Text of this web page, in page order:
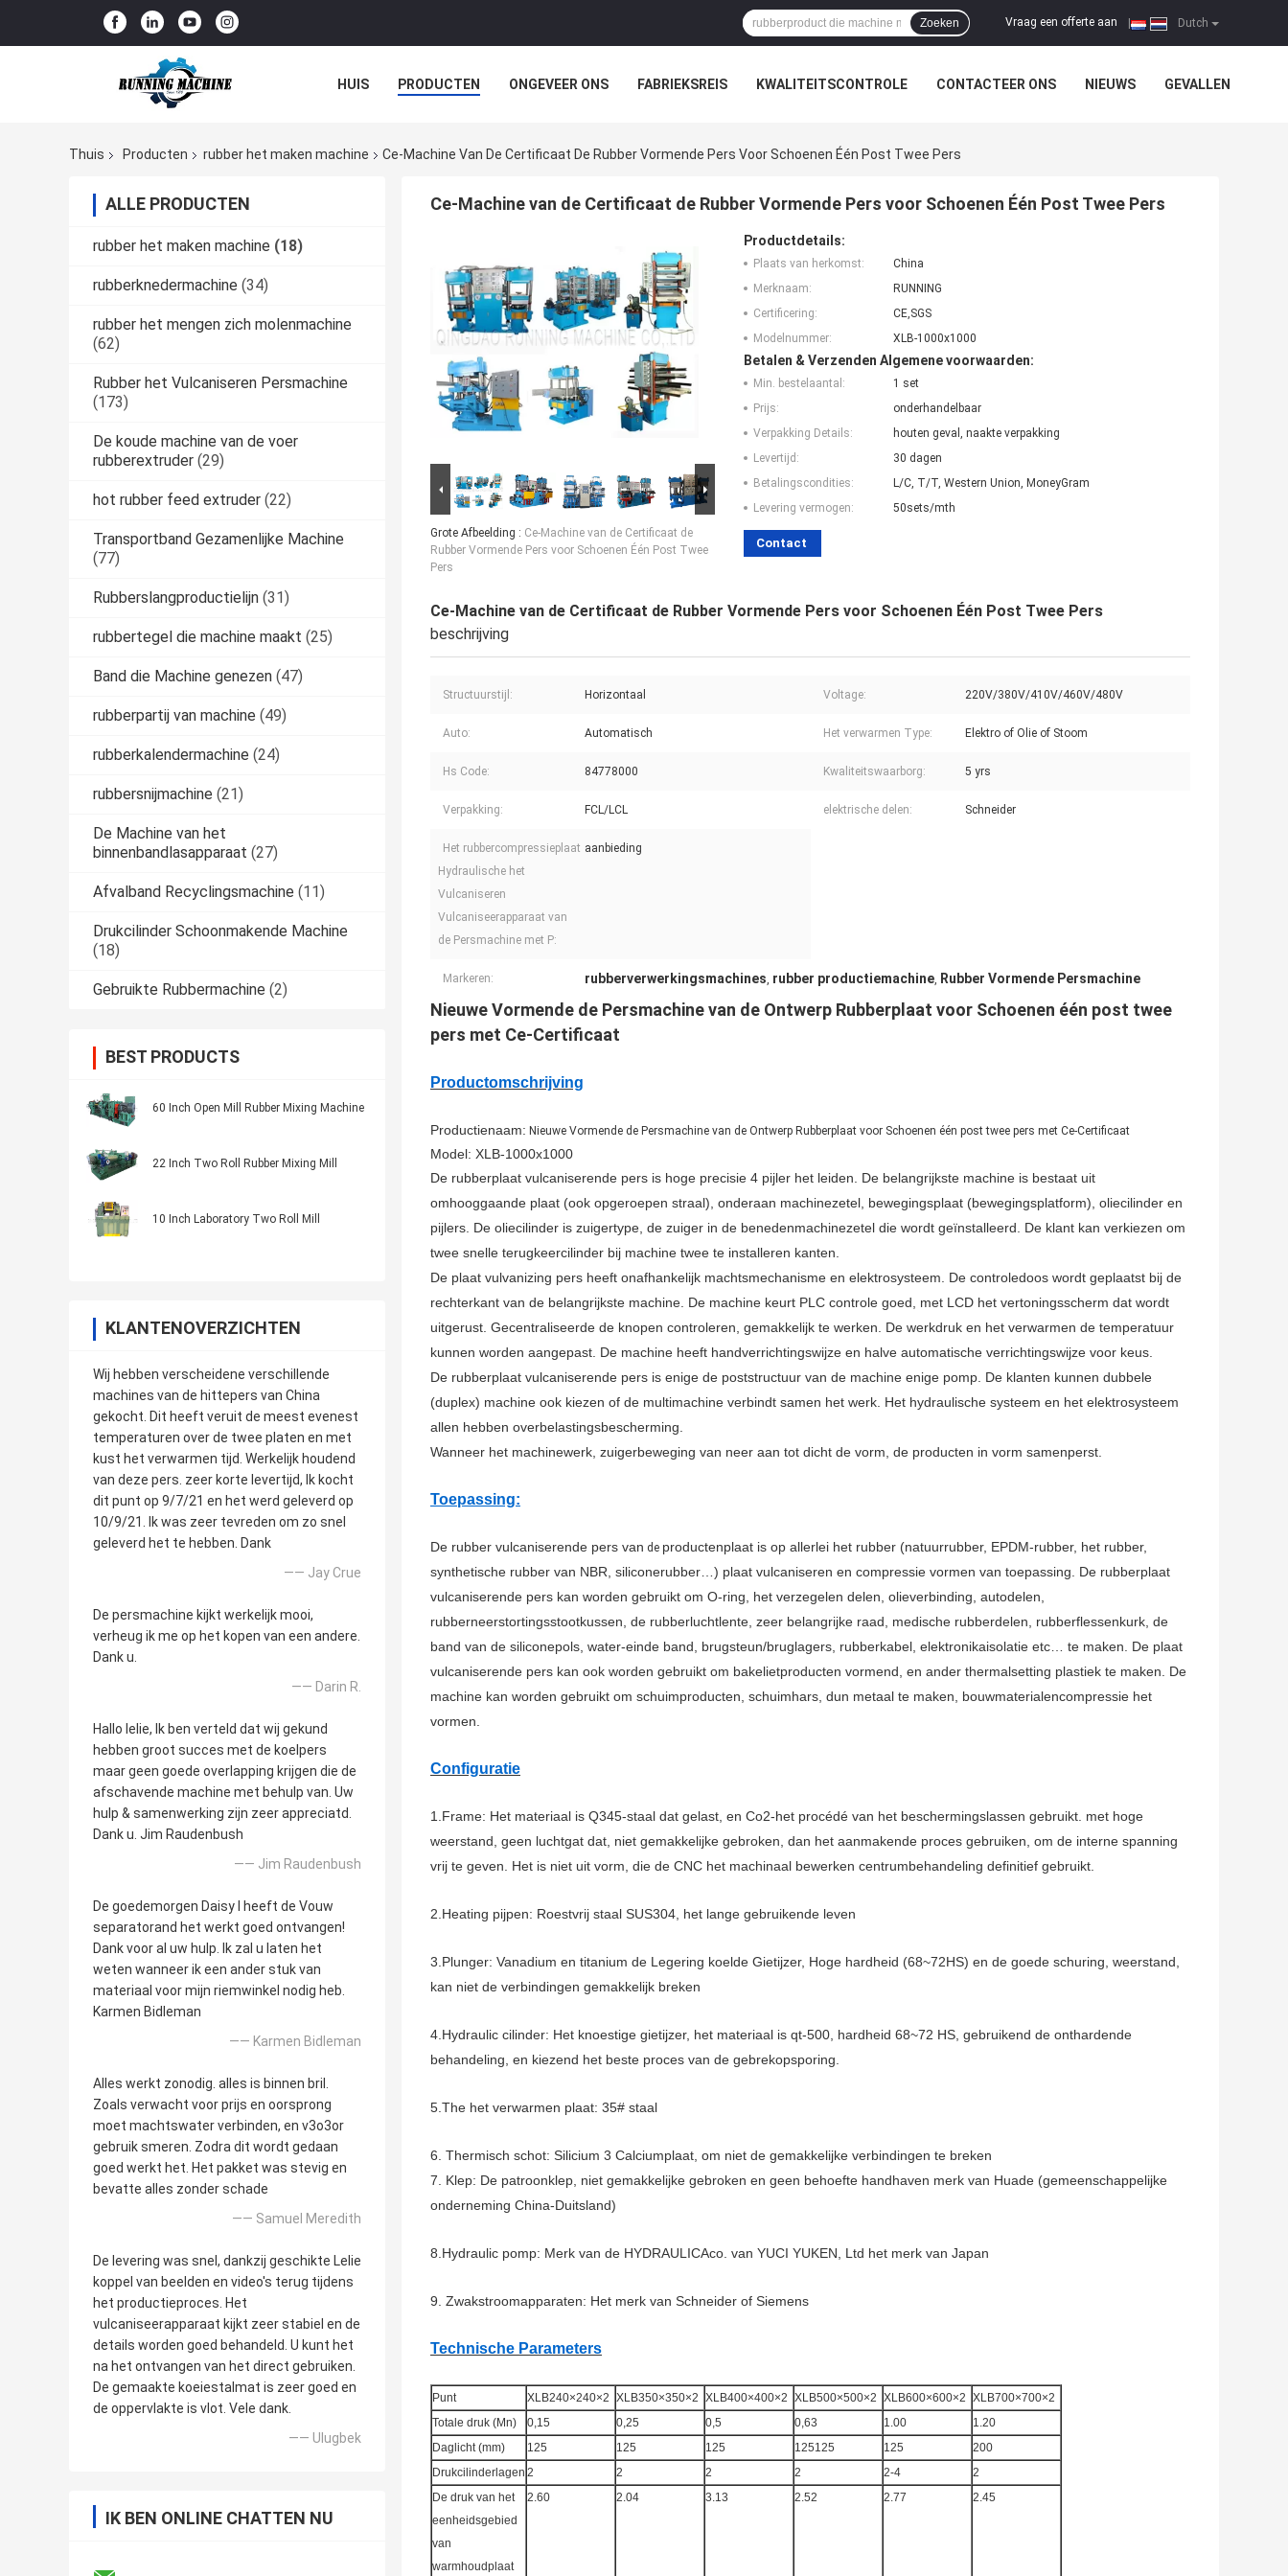
Dutch
Vraag een offerte aan
Zoeken
HUIS PRODUCTEN ONGEVEER ONS FABRIEKSREIS KWALITEITSCONTROLE CONTACTEER ONS NIEUWS GEVALLEN
Thuis Producten rubber het maken machine Ce-Machine Van De Certificaat De Rubber Vormende Pers Voor Schoenen Één Post Twee Pers
ALLE PRODUCTEN
rubber het maken machine (18)
rubberknedermachine (34)
rubber het mengen zich molenmachine
(62)
Rubber het Vulcaniseren Persmachine
(173)
De koude machine van de voer
rubberextruder (29)
hot rubber feed extruder (22)
Transportband Gezamenlijke Machine
(77)
Rubberslangproductielijn (31)
rubbertegel die machine maakt (25)
Band die Machine genezen (47)
rubberpartij van machine (49)
rubberkalendermachine (24)
rubbersnijmachine (21)
De Machine van het
binnenbandlasapparaat (27)
Afvalband Recyclingsmachine (11)
Drukcilinder Schoonmakende Machine
(18)
Gebruikte Rubbermachine (2)
BEST PRODUCTS
60 Inch Open Mill Rubber Mixing Machine
22 Inch Two Roll Rubber Mixing Mill
10 Inch Laboratory Two Roll Mill
KLANTENOVERZICHTEN
Wij hebben verscheidene verschillende
machines van de hittepers van China
gekocht. Dit heeft veruit de meest evenest
temperaturen over de twee platen en met
kust het verwarmen tijd. Werkelijk houdend
van deze pers. zeer korte levertijd, Ik kocht
dit punt op 9/7/21 en het werd geleverd op
10/9/21. Ik was zeer tevreden om zo snel
geleverd het te hebben. Dank
—— Jay Crue
De persmachine kijkt werkelijk mooi,
verheug ik me op het kopen van een andere.
Dank u.
—— Darin R.
Hallo lelie, Ik ben verteld dat wij gekund
hebben groot succes met de koelpers
maar geen goede overlapping krijgen die de
afschavende machine met behulp van. Uw
hulp & samenwerking zijn zeer appreciatd.
Dank u. Jim Raudenbush
—— Jim Raudenbush
De goedemorgen Daisy I heeft de Vouw
separatorand het werkt goed ontvangen!
Dank voor al uw hulp. Ik zal u laten het
weten wanneer ik een ander stuk van
materiaal voor mijn riemwinkel nodig heb.
Karmen Bidleman
—— Karmen Bidleman
Alles werkt zonodig. alles is binnen bril.
Zoals verwacht voor prijs en oorsprong
moet machtswater verbinden, en v3o3or
gebruik smeren. Zodra dit wordt gedaan
goed werkt het. Het pakket was stevig en
bevatte alles zonder schade
—— Samuel Meredith
De levering was snel, dankzij geschikte Lelie
koppel van beelden en video's terug tijdens
het productieproces. Het
vulcaniseerapparaat kijkt zeer stabiel en de
details worden goed behandeld. U kunt het
na het ontvangen van het direct gebruiken.
De gemaakte koeiestalmat is zeer goed en
de oppervlakte is vlot. Vele dank.
—— Ulugbek
IK BEN ONLINE CHATTEN NU
Ce-Machine van de Certificaat de Rubber Vormende Pers voor Schoenen Één Post Twee Pers
Grote Afbeelding : Ce-Machine van de Certificaat de
Rubber Vormende Pers voor Schoenen Één Post Twee
Pers
Productdetails:
Plaats van herkomst:
China
Merknaam:
RUNNING
Certificering:
CE,SGS
Modelnummer:
XLB-1000x1000
Betalen & Verzenden Algemene voorwaarden:
Min. bestelaantal:
1 set
Prijs:
onderhandelbaar
Verpakking Details:
houten geval, naakte verpakking
Levertijd:
30 dagen
Betalingscondities:
L/C, T/T, Western Union, MoneyGram
Levering vermogen:
50sets/mth
Contact
Ce-Machine van de Certificaat de Rubber Vormende Pers voor Schoenen Één Post Twee Pers
beschrijving
Structuurstijl: Horizontaal Voltage: 220V/380V/410V/460V/480V
Auto: Automatisch Het verwarmen Type: Elektro of Olie of Stoom
Hs Code: 84778000 Kwaliteitswaarborg: 5 yrs
Verpakking: FCL/LCL elektrische delen: Schneider
Het rubbercompressieplaat
Hydraulische het
Vulcaniseren
Vulcaniseerapparaat van
de Persmachine met P:
aanbieding
Markeren: rubberverwerkingsmachines, rubber productiemachine, Rubber Vormende Persmachine
Nieuwe Vormende de Persmachine van de Ontwerp Rubberplaat voor Schoenen één post twee
pers met Ce-Certificaat
Productomschrijving
Productienaam: Nieuwe Vormende de Persmachine van de Ontwerp Rubberplaat voor Schoenen één post twee pers met Ce-Certificaat
Model: XLB-1000x1000
De rubberplaat vulcaniserende pers is hoge precisie 4 pijler het leiden. De belangrijkste machine is bestaat uit
omhooggaande plaat (ook opgeroepen straal), onderaan machinezetel, bewegingsplaat (bewegingsplatform), oliecilinder en
pijlers. De oliecilinder is zuigertype, de zuiger in de benedenmachinezetel die wordt geïnstalleerd. De klant kan verkiezen om
twee snelle terugkeercilinder bij machine twee te installeren kanten.
De plaat vulvanizing pers heeft onafhankelijk machtsmechanisme en elektrosysteem. De controledoos wordt geplaatst bij de
rechterkant van de belangrijkste machine. De machine keurt PLC controle goed, met LCD het vertoningsscherm dat wordt
uitgerust. Gecentraliseerde de knopen controleren, gemakkelijk te werken. De werkdruk en het verwarmen de temperatuur
kunnen worden aangepast. De machine heeft handverrichtingswijze en halve automatische verrichtingswijze voor keus.
De rubberplaat vulcaniserende pers is enige de poststructuur van de machine enige pomp. De klanten kunnen dubbele
(duplex) machine ook kiezen of de multimachine verbindt samen het werk. Het hydraulische systeem en het elektrosysteem
allen hebben overbelastingsbescherming.
Wanneer het machinewerk, zuigerbeweging van neer aan tot dicht de vorm, de producten in vorm samenperst.
Toepassing:
De rubber vulcaniserende pers van de productenplaat is op allerlei het rubber (natuurrubber, EPDM-rubber, het rubber,
synthetische rubber van NBR, siliconerubber…) plaat vulcaniseren en compressie vormen van toepassing. De rubberplaat
vulcaniserende pers kan worden gebruikt om O-ring, het verzegelen delen, olieverbinding, autodelen,
rubberneerstortingsstootkussen, de rubberluchtlente, zeer belangrijke raad, medische rubberdelen, rubberflessenkurk, de
band van de siliconepols, water-einde band, brugsteun/bruglagers, rubberkabel, elektronikaisolatie etc… te maken. De plaat
vulcaniserende pers kan ook worden gebruikt om bakelietproducten vormend, en ander thermalsetting plastiek te maken. De
machine kan worden gebruikt om schuimproducten, schuimhars, dun metaal te maken, bouwmaterialencompressie het
vormen.
Configuratie
1.Frame: Het materiaal is Q345-staal dat gelast, en Co2-het procédé van het beschermingslassen gebruikt. met hoge
weerstand, geen luchtgat dat, niet gemakkelijke gebroken, dan het aanmakende proces gebruiken, om de interne spanning
vrij te geven. Het is niet uit vorm, die de CNC het machinaal bewerken centrumbehandeling definitief gebruikt.
2.Heating pijpen: Roestvrij staal SUS304, het lange gebruikende leven
3.Plunger: Vanadium en titanium de Legering koelde Gietijzer, Hoge hardheid (68~72HS) en de goede schuring, weerstand,
kan niet de verbindingen gemakkelijk breken
4.Hydraulic cilinder: Het knoestige gietijzer, het materiaal is qt-500, hardheid 68~72 HS, gebruikend de onthardende
behandeling, en kiezend het beste proces van de gebrekopsporing.
5.The het verwarmen plaat: 35# staal
6. Thermisch schot: Silicium 3 Calciumplaat, om niet de gemakkelijke verbindingen te breken
7. Klep: De patroonklep, niet gemakkelijke gebroken en geen behoefte handhaven merk van Huade (gemeenschappelijke
onderneming China-Duitsland)
8.Hydraulic pomp: Merk van de HYDRAULICAco. van YUCI YUKEN, Ltd het merk van Japan
9. Zwakstroomapparaten: Het merk van Schneider of Siemens
Technische Parameters
Punt XLB240×240×2 XLB350×350×2 XLB400×400×2 XLB500×500×2 XLB600×600×2 XLB700×700×2
Totale druk (Mn)
0,15 0,25 0,5 0,63 1.00
1.20
Daglicht (mm)
125 125 125 125125 125
200
Drukcilinderlagen 2 2 2 2 2-4
2
De druk van het
eenheidsgebied
van
warmhoudplaat
2.60 2.04 3.13 2.52 2.77 2.45